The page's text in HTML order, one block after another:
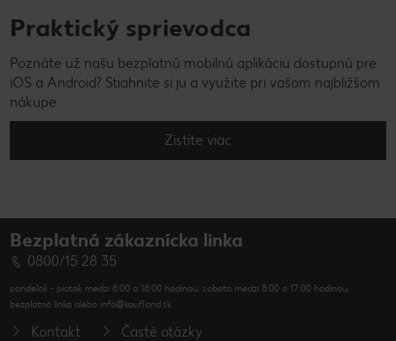
Praktický sprievodca
Poznáte už našu bezplatnú mobilnú aplikáciu dostupnú pre
iOS a Android? Stiahnite si ju a využite pri vašom najbližšom
nákupe.
Zistite viac
Bezplatná zákaznícka linka
0800/15 28 35
pondelok - piatok medzi 8:00 a 18:00 hodinou, sobota medzi 8:00 a 17:00 hodinou,
bezplatná linka alebo info@kaufland.sk
Kontakt Časté otázky